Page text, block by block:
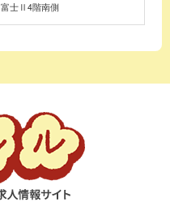
富士Ⅱ4階南側